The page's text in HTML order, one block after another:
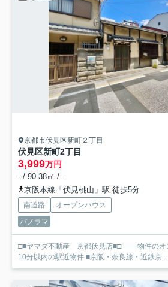
京都市伏見区新町２丁目
伏見区新町2丁目
3,999万円
- / 90.38㎡ / -
京阪本線「伏見桃山」駅 徒歩5分
南道路
オープンハウス
パノラマ
□■ヤマダ不動産 京都伏見店■□ ━━物件のオススメPOINT━━ ■徒歩
10分以内の駅近物件 ■京阪・奈良線・近鉄京...